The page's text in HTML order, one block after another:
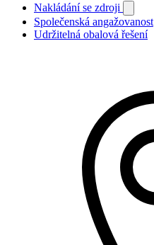
Nakládání se zdroji
Společenská angažovanost
Udržitelná obalová řešení